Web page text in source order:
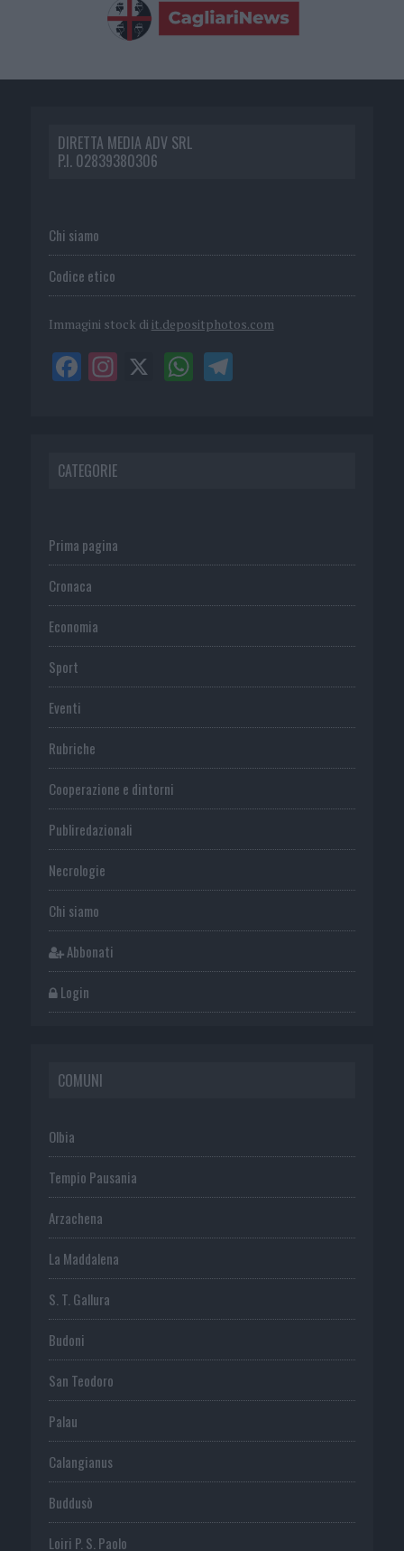
DIRETTA MEDIA ADV SRL
P.I. 02839380306
Chi siamo
Codice etico
Immagini stock di it.depositphotos.com
CATEGORIE
Prima pagina
Cronaca
Economia
Sport
Eventi
Rubriche
Cooperazione e dintorni
Publiredazionali
Necrologie
Chi siamo
Abbonati
Login
COMUNI
Olbia
Tempio Pausania
Arzachena
La Maddalena
S. T. Gallura
Budoni
San Teodoro
Palau
Calangianus
Buddusò
Loiri P. S. Paolo